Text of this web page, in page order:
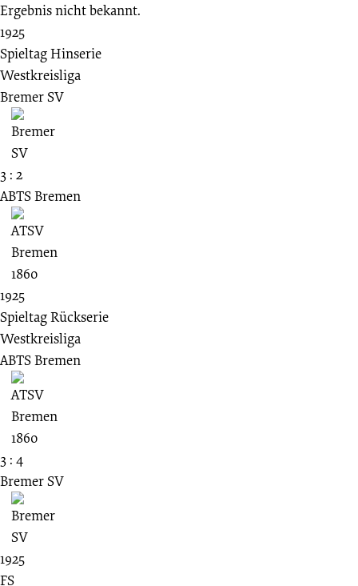
Ergebnis nicht bekannt.
1925
Spieltag Hinserie
Westkreisliga
Bremer SV
3 : 2
ABTS Bremen
1925
Spieltag Rückserie
Westkreisliga
ABTS Bremen
3 : 4
Bremer SV
1925
FS